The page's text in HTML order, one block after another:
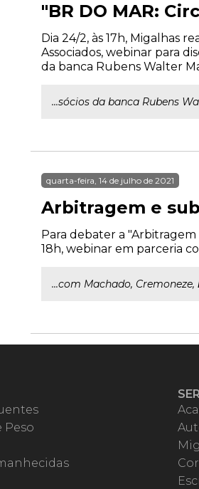
"BR DO MAR:
Dia 24/2, às 17h, Migalhas
Associados, webinar para
da banca Rubens Walter
...sócios da banca Rubens
quarta-feira, 14 de julho de 2021
Arbitragem e
Para debater a "Arbitragem
18h, webinar em parceria
...com Machado, Cremoneze,
Peso